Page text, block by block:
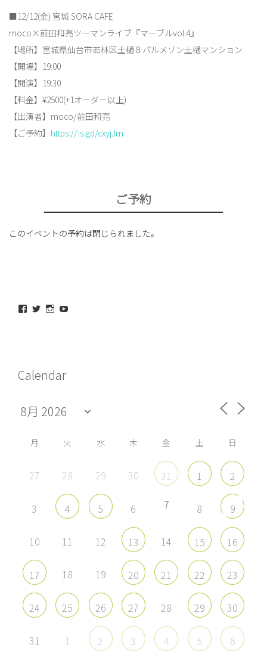
■12/12(金) 宮城 SORA CAFE
moco×前田和亮ツーマンライブ『マーブルvol.4』
【場所】宮城県仙台市若林区土樋８パルメゾン土樋マンション
【開場】19:00
【開演】19:30
【料金】¥2500(+1オーダー以上)
【出演者】moco/前田和亮
【ご予約】 https://is.gd/cxyjJm
ご予約
このイベントの予約は閉じられました。
maeda_kazuaki@me.com
ィ
ー
を
Facebook
示
maedakazuaki
さ
ィ
ー
を
Twitter
maede_kazuaki
ィ
ー
を
Instagram
YouTube
示
Calendar
月 火 水 木 金 土 日
27 28 29 30 31 1 2
3 4 5 6 7 8 9
10 11 12 13 14 15 16
17 18 19 20 21 22 23
24 25 26 27 28 29 30
31 1 2 3 4 5 6